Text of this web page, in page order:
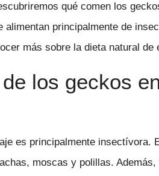
qué comen los
principalmente de
más sobre la dieta natural
los geckos
es principalmente insectívora.
moscas y polillas.